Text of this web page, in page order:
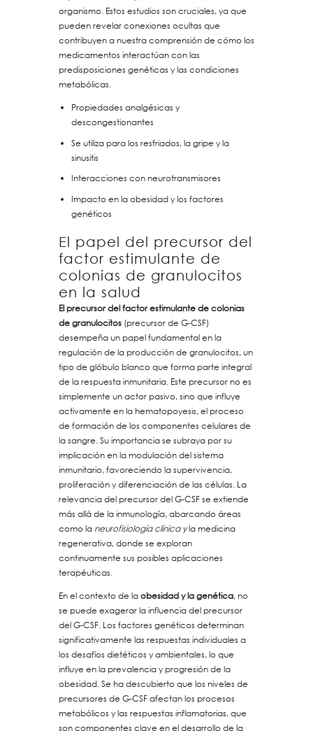
organismo. Estos estudios son cruciales, ya que
pueden revelar conexiones ocultas que
contribuyen a nuestra comprensión de cómo los
medicamentos interactúan con las
predisposiciones genéticas y las condiciones
metabólicas.
Propiedades analgésicas y
descongestionantes
Se utiliza para los resfriados, la gripe y la
sinusitis
Interacciones con neurotransmisores
Impacto en la obesidad y los factores
genéticos
El papel del precursor del
factor estimulante de
colonias de granulocitos
en la salud
El precursor del factor estimulante de colonias
de granulocitos (precursor de G-CSF)
desempeña un papel fundamental en la
regulación de la producción de granulocitos, un
tipo de glóbulo blanco que forma parte integral
de la respuesta inmunitaria. Este precursor no es
simplemente un actor pasivo, sino que influye
activamente en la hematopoyesis, el proceso
de formación de los componentes celulares de
la sangre. Su importancia se subraya por su
implicación en la modulación del sistema
inmunitario, favoreciendo la supervivencia,
proliferación y diferenciación de las células. La
relevancia del precursor del G-CSF se extiende
más allá de la inmunología, abarcando áreas
como la neurofisiología clínica yla medicina
regenerativa, donde se exploran
continuamente sus posibles aplicaciones
terapéuticas.
En el contexto de laobesidad y la genética, no
se puede exagerar la influencia del precursor
del G-CSF. Los factores genéticos determinan
significativamente las respuestas individuales a
los desafíos dietéticos y ambientales, lo que
influye en la prevalencia y progresión de la
obesidad. Se ha descubierto que los niveles de
precursores de G-CSF afectan los procesos
metabólicos y las respuestas inflamatorias, que
son componentes clave en el desarrollo de la